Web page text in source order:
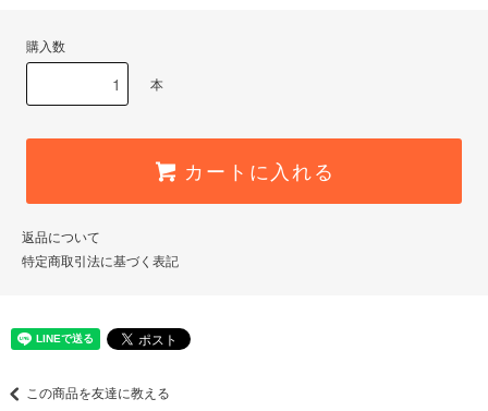
購入数
本
カートに入れる
返品について
特定商取引法に基づく表記
この商品を友達に教える